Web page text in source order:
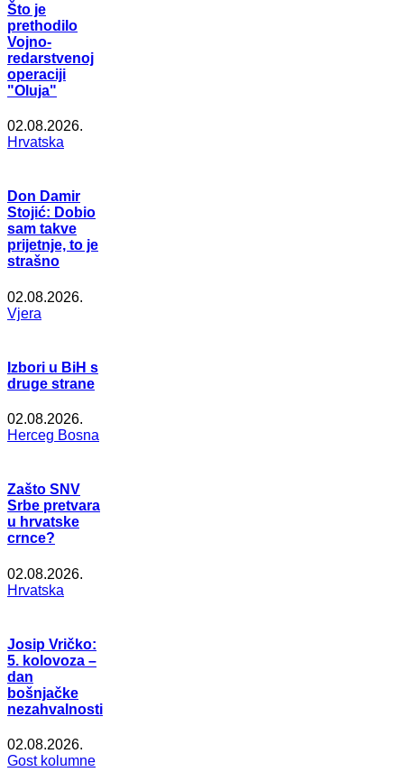
Što je
prethodilo
Vojno-
redarstvenoj
operaciji
"Oluja"
02.08.2026.
Hrvatska
Don Damir
Stojić: Dobio
sam takve
prijetnje, to je
strašno
02.08.2026.
Vjera
Izbori u BiH s
druge strane
02.08.2026.
Herceg Bosna
Zašto SNV
Srbe pretvara
u hrvatske
crnce?
02.08.2026.
Hrvatska
Josip Vričko:
5. kolovoza –
dan
bošnjačke
nezahvalnosti
02.08.2026.
Gost kolumne